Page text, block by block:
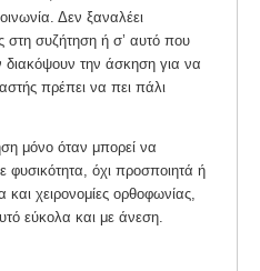
Δεν ξαναλέει
στη συζήτηση ή σ’ αυτό που
διακόψουν την άσκηση για να
πρέπει να πει πάλι
μόνο όταν μπορεί να
φυσικότητα, όχι προσποιητά ή
χειρονομίες ορθοφωνίας,
εύκολα και με άνεση.